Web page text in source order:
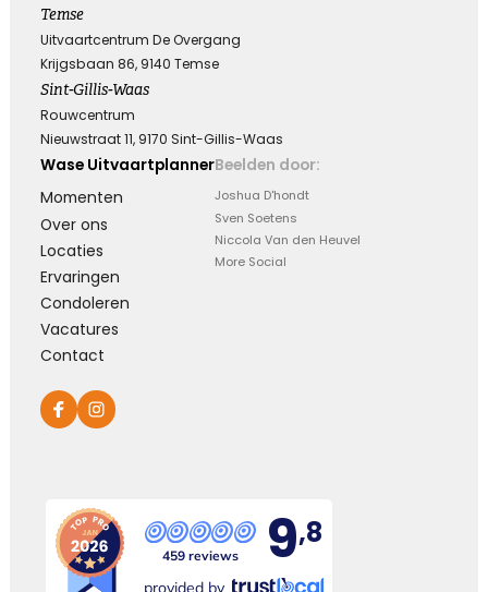
Kies dit gedicht
Leegte en herinneringen
Een stoel blijft leeg. Een stem blijft zwijgen. Maar
in ons hart zullen de herinneringen voor altijd
blijven.
Kies dit gedicht
Moeilijk te uiten
Kies dit gedicht
Temse
Uitvaartcentrum De Overgang
Krijgsbaan 86, 9140 Temse
Sint-Gillis-Waas
Rouwcentrum
Nieuwstraat 11, 9170 Sint-Gillis-Waas
Wase Uitvaartplanner
Momenten
Over ons
Locaties
Ervaringen
Condoleren
Vacatures
Contact
Beelden door:
Joshua D'hondt
Sven Soetens
Niccola Van den Heuvel
More Social
459 reviews 9,8